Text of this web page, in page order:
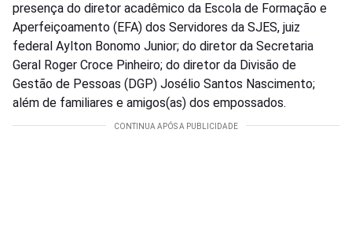
presença do diretor acadêmico da Escola de Formação e
Aperfeiçoamento (EFA) dos Servidores da SJES, juiz
federal Aylton Bonomo Junior; do diretor da Secretaria
Geral Roger Croce Pinheiro; do diretor da Divisão de
Gestão de Pessoas (DGP) Josélio Santos Nascimento;
além de familiares e amigos(as) dos empossados.